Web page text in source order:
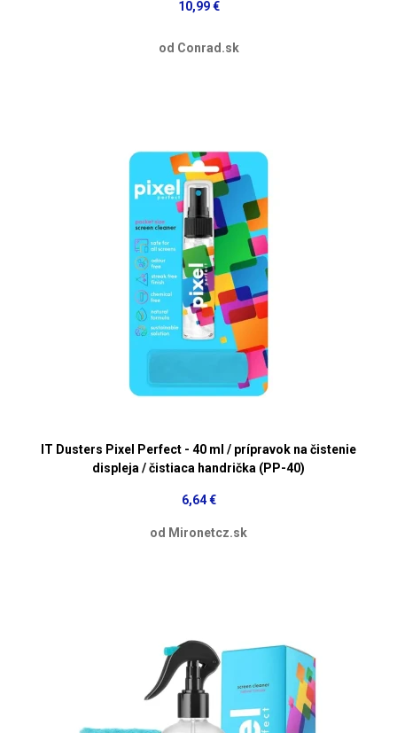
10,99 €
od Conrad.sk
IT Dusters Pixel Perfect - 40 ml / prípravok na čistenie
displeja / čistiaca handrička (PP-40)
6,64 €
od Mironetcz.sk